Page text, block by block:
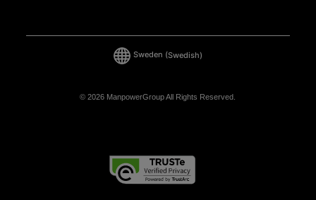
© 2026 ManpowerGroup All Rights Reserved.
Sweden (Swedish)